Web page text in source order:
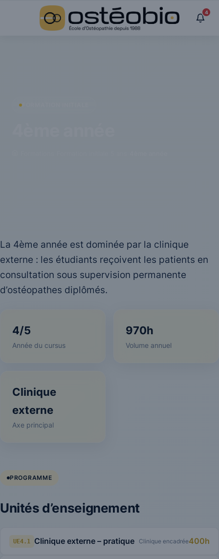
4
La 4ème année est dominée par la clinique
externe : les étudiants reçoivent les patients en
consultation sous supervision permanente
d’ostéopathes diplômés.
4/5
Année du cursus
970h
Volume annuel
Clinique
externe
Axe principal
PROGRAMME
Unités d’enseignement
UE4.1 Clinique externe – pratique Clinique encadrée400h
Panneau de gestion des cookies